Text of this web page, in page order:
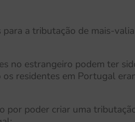
a tributação de mais-
no estrangeiro podem ter
residentes em Portugal
por poder criar uma